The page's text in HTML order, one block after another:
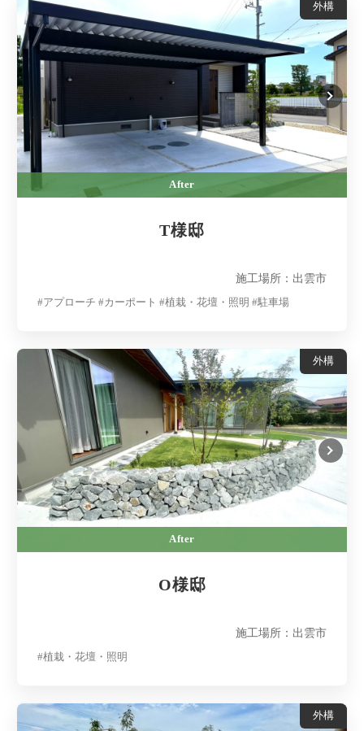
After
外構
T様邸
施工場所：出雲市
#アプローチ #カーポート #植栽・花壇・照明 #駐車場
After
外構
O様邸
施工場所：出雲市
#植栽・花壇・照明
外構